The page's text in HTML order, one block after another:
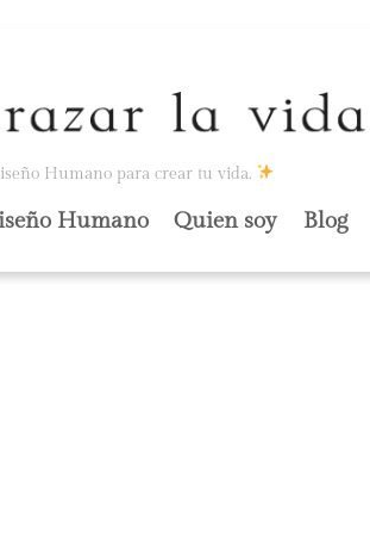
Humano para crear tu vida.
Humano Quien soy Blog